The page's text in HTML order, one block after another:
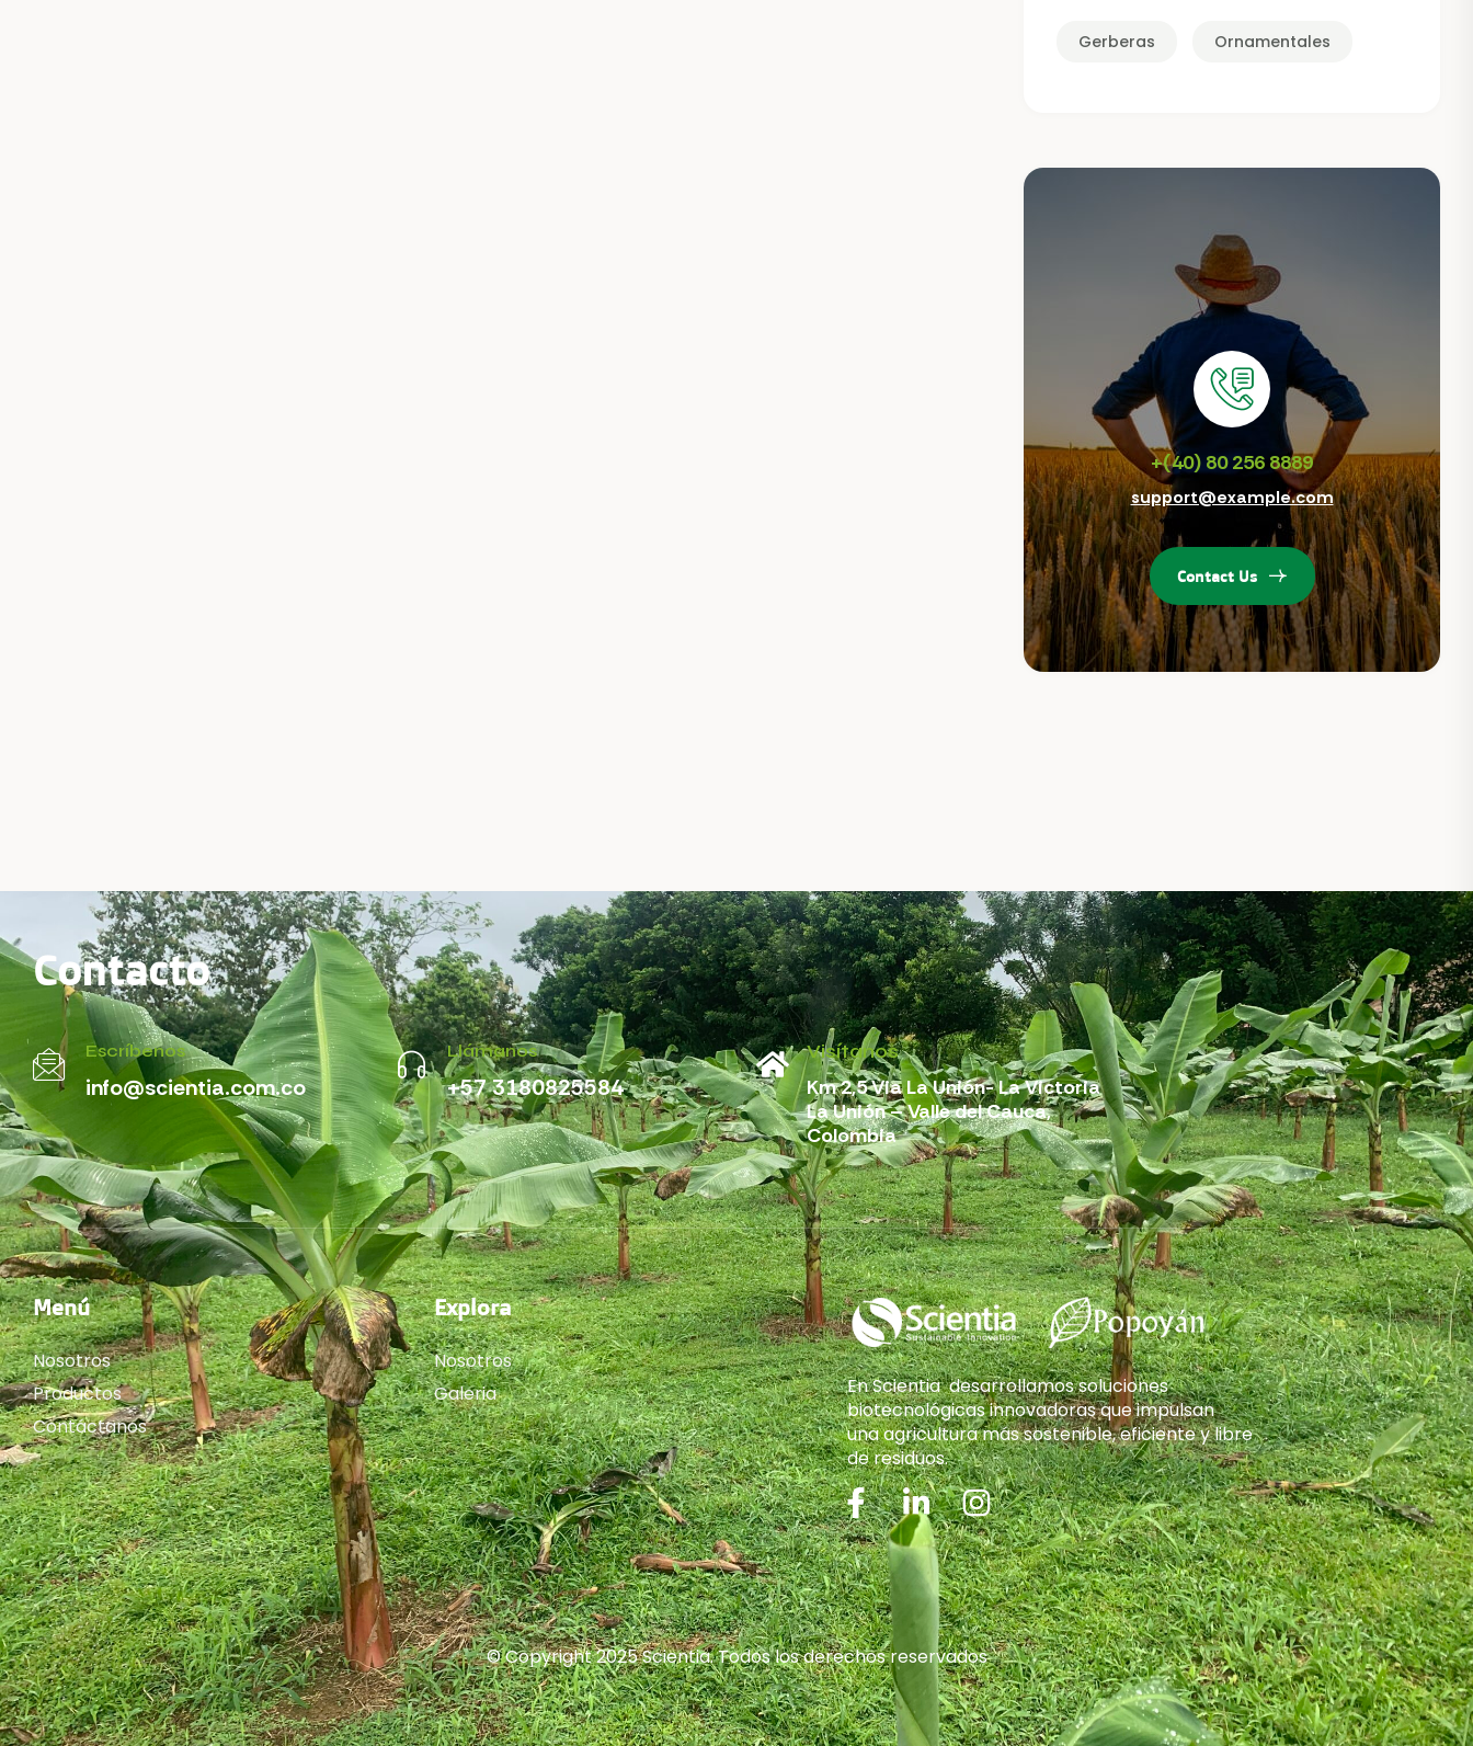
Gerberas Ornamentales
+(40) 80 256 8889
support@example.com
Contact Us
Contacto
Escríbenos
info@scientia.com.co
Llámanos
+57 3180825584
Visítanos
Km 2,5 Via La Unión- La Victoria
La Unión – Valle del Cauca,
Colombia
Menú
Nosotros
Productos
Contáctanos
Explora
Nosotros
Galeria
En Scientia desarrollamos soluciones
biotecnológicas innovadoras que impulsan
una agricultura más sostenible, eficiente y libre
de residuos.
© Copyright 2025 Scientia. Todos los derechos reservados